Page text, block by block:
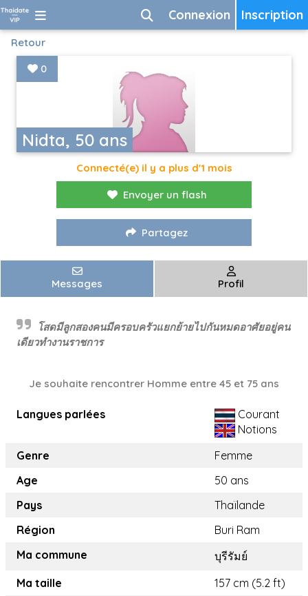
Inscription
Connexion
Retour
Nidta, 50 ans
0
Connecté(e) il y a plus d'1 mois
Envoyer un flash
Partagez
Messages Profil
โสดมีลูกสองคนมีครอบครัวแยกย้ายไปกันหมดอาศัยอยู่คน
เดียวทำงานราชการ
Je souhaite rencontrer Homme entre 45 et 75 ans
Langues parlées
Courant
Notions
Genre
Femme
Age
50 ans
Pays
Thaïlande
Région
Buri Ram
Ma commune
บุรีรัมย์
Ma taille
157 cm (5.2 ft)